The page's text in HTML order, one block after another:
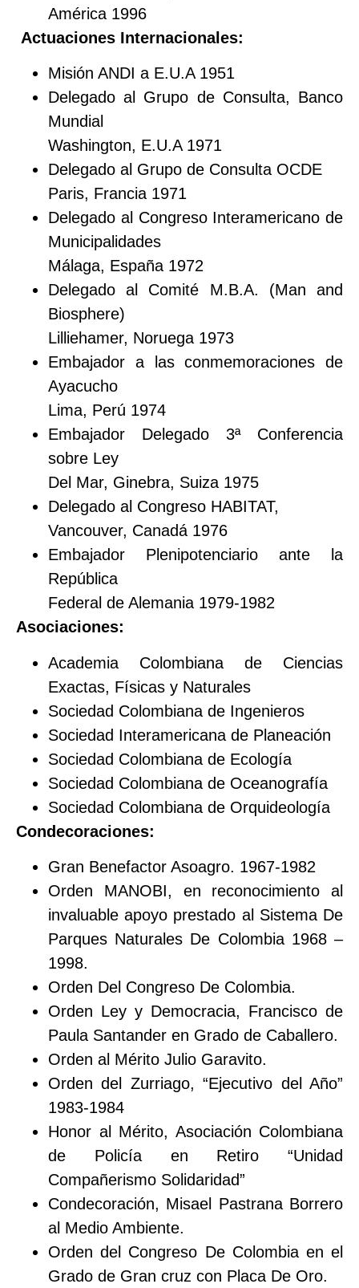
América 1996
Actuaciones Internacionales:
Misión ANDI a E.U.A 1951
Delegado al Grupo de Consulta, Banco
Mundial
Washington, E.U.A 1971
Delegado al Grupo de Consulta OCDE
Paris, Francia 1971
Delegado al Congreso Interamericano de
Municipalidades
Málaga, España 1972
Delegado al Comité M.B.A. (Man and
Biosphere)
Lilliehamer, Noruega 1973
Embajador a las conmemoraciones de
Ayacucho
Lima, Perú 1974
Embajador Delegado 3ª Conferencia
sobre Ley
Del Mar, Ginebra, Suiza 1975
Delegado al Congreso HABITAT,
Vancouver, Canadá 1976
Embajador Plenipotenciario ante la
República
Federal de Alemania 1979-1982
Asociaciones:
Academia Colombiana de Ciencias
Exactas, Físicas y Naturales
Sociedad Colombiana de Ingenieros
Sociedad Interamericana de Planeación
Sociedad Colombiana de Ecología
Sociedad Colombiana de Oceanografía
Sociedad Colombiana de Orquideología
Condecoraciones:
Gran Benefactor Asoagro. 1967-1982
Orden MANOBI, en reconocimiento al
invaluable apoyo prestado al Sistema De
Parques Naturales De Colombia 1968 –
1998.
Orden Del Congreso De Colombia.
Orden Ley y Democracia, Francisco de
Paula Santander en Grado de Caballero.
Orden al Mérito Julio Garavito.
Orden del Zurriago, “Ejecutivo del Año”
1983-1984
Honor al Mérito, Asociación Colombiana
de Policía en Retiro “Unidad
Compañerismo Solidaridad”
Condecoración, Misael Pastrana Borrero
al Medio Ambiente.
Orden del Congreso De Colombia en el
Grado de Gran cruz con Placa De Oro.